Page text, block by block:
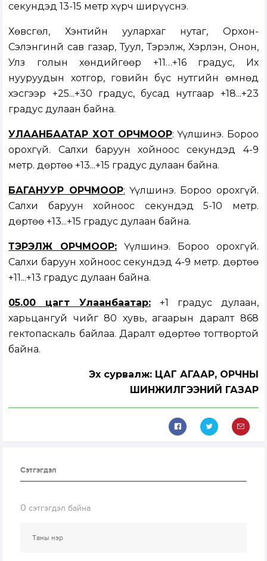
секундэд 13-15 метр хүрч ширүүснэ.
Хөвсгөл, Хэнтийн уулархаг нутаг, Орхон-
Сэлэнгинй сав газар, Туул, Тэрэлж, Хэрлэн, Онон,
Улз голын хөндийгөөр +11…+16 градус, Их
нууруудын хотгор, говийн бүс нутгийн өмнөд
хэсгээр +25...+30 градус, бусад нутгаар +18...+23
градус дулаан байна.
УЛААНБААТАР ХОТ ОРЧМООР: Үүлшинэ. Бороо
орохгүй. Салхи баруун хойноос секундэд 4-9
метр. Өдөртөө +13...+15 градус дулаан байна.
БАГАНУУР ОРЧМООР: Үүлшинэ. Бороо орохгүй.
Салхи баруун хойноос секундэд 5-10 метр.
Өдөртөө +13...+15 градус дулаан байна.
ТЭРЭЛЖ ОРЧМООР: Үүлшинэ. Бороо орохгүй.
Салхи баруун хойноос секундэд 4-9 метр. Өдөртөө
+11...+13 градус дулаан байна.
05.00 цагт Улаанбаатар: +1 градус дулаан,
харьцангуй чийг 80 хувь, агаарын даралт 868
гектопаскаль байлаа. Даралт өдөртөө тогтвортой
байна.
Эх сурвалж: ЦАГ АГААР, ОРЧНЫ
ШИНЖИЛГЭЭНИЙ ГАЗАР
Сэтгэгдэл
0 сэтгэгдэл байна